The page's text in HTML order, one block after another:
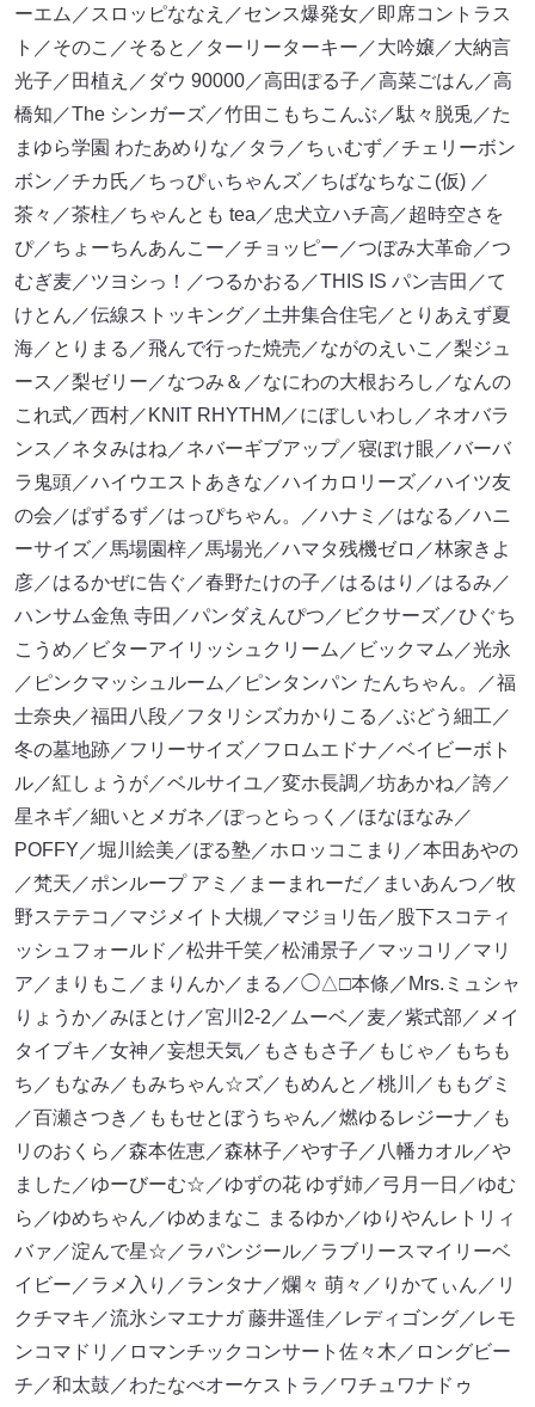
ーエム／スロッピななえ／センス爆発女／即席コントラス
ト／そのこ／そると／ターリーターキー／大吟嬢／大納言
光子／田植え／ダウ 90000／高田ぽる子／高菜ごはん／高
橋知／The シンガーズ／竹田こもちこんぶ／駄々脱兎／た
まゆら学園 わたあめりな／タラ／ちぃむず／チェリーボン
ボン／チカ氏／ちっぴぃちゃんズ／ちばなちなこ(仮) ／
茶々／茶柱／ちゃんとも tea／忠犬立ハチ高／超時空さを
ぴ／ちょーちんあんこー／チョッピー／つぼみ大革命／つ
むぎ麦／ツヨシっ！／つるかおる／THIS IS パン吉田／て
けとん／伝線ストッキング／土井集合住宅／とりあえず夏
海／とりまる／飛んで行った焼売／ながのえいこ／梨ジュ
ース／梨ゼリー／なつみ＆／なにわの大根おろし／なんの
これ式／西村／KNIT RHYTHM／にぼしいわし／ネオバラ
ンス／ネタみはね／ネバーギブアップ／寝ぼけ眼／バーバ
ラ鬼頭／ハイウエストあきな／ハイカロリーズ／ハイツ友
の会／ぱずるず／はっぴちゃん。／ハナミ／はなる／ハニ
ーサイズ／馬場園梓／馬場光／ハマタ残機ゼロ／林家きよ
彦／はるかぜに告ぐ／春野たけの子／はるはり／はるみ／
ハンサム金魚 寺田／パンダえんぴつ／ビクサーズ／ひぐち
こうめ／ビターアイリッシュクリーム／ビックマム／光永
／ピンクマッシュルーム／ピンタンパン たんちゃん。／福
士奈央／福田八段／フタリシズカかりこる／ぶどう細工／
冬の墓地跡／フリーサイズ／フロムエドナ／ベイビーボト
ル／紅しょうが／ベルサイユ／変ホ長調／坊あかね／誇／
星ネギ／細いとメガネ／ぽっとらっく／ほなほなみ／
POFFY／堀川絵美／ぼる塾／ホロッコこまり／本田あやの
／梵天／ポンループ アミ／まーまれーだ／まいあんつ／牧
野ステテコ／マジメイト大槻／マジョリ缶／股下スコティ
ッシュフォールド／松井千笑／松浦景子／マッコリ／マリ
ア／まりもこ／まりんか／まる／◯△□本條／Mrs.ミュシャ
りょうか／みほとけ／宮川2-2／ムーベ／麦／紫式部／メイ
タイブキ／女神／妄想天気／もさもさ子／もじゃ／もちも
ち／もなみ／もみちゃん☆ズ／もめんと／桃川／ももグミ
／百瀬さつき／ももせとぼうちゃん／燃ゆるレジーナ／も
リのおくら／森本佐恵／森林子／やす子／八幡カオル／や
ました／ゆーびーむ☆／ゆずの花 ゆず姉／弓月一日／ゆむ
ら／ゆめちゃん／ゆめまなこ まるゆか／ゆりやんレトリィ
バァ／淀んで星☆／ラパンジール／ラブリースマイリーベ
イビー／ラメ入り／ランタナ／爛々 萌々／りかてぃん／リ
クチマキ／流氷シマエナガ 藤井遥佳／レディゴング／レモ
ンコマドリ／ロマンチックコンサート佐々木／ロングビー
チ／和太鼓／わたなべオーケストラ／ワチュワナドゥ